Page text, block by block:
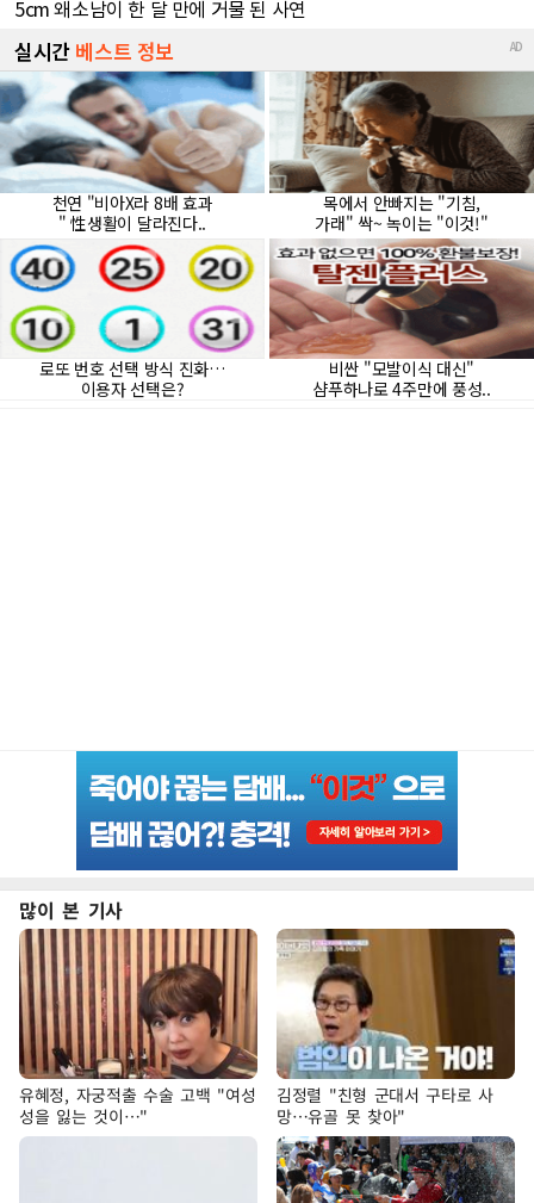
많이 본 기사
유혜정, 자궁적출 수술 고백 "여성
성을 잃는 것이…"
김정렬 "친형 군대서 구타로 사
망…유골 못 찾아"